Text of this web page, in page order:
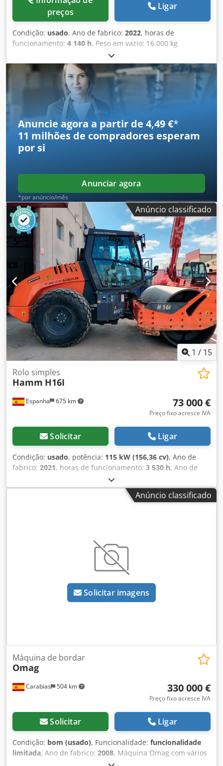
preços
Ligar
Condição: usado, Ano de fabrico: 2022, horas de
funcionamento: 4 140 h, Peso em vazio: 16.000 kg
Dimensões (C x L x A): 622 x 230 x 299 cm Chedpfx Aiozi Eb
Nsrja
Anuncie agora a partir de 4,49 €*
11 milhões de compradores esperam
por si
Anunciar agora
*por anúncio/mês
Anúncio classificado
1 / 15
Espanha 675 km
Rolo simples
Hamm H16I
73 000 €
Preço fixo acresce IVA
Solicitar Ligar
Condição: usado, potência: 115 kW (156,36 cv), Ano de
fabrico: 2021, horas de funcionamento: 3 530 h, Ano de
fabricação: 2021 Cedpfoxb Aymsx Airoha Peso em vazio:
16.000 kg Dimensões (C x L x A): 595 x 231 x 296 cm Tipo de
motor: Deutz DEUTZ TCD 4.1 L4 156CVAnúncio classificado
Solicitar imagens
Carabias 504 km
Máquina de bordar
Omag
330 000 €
Preço fixo acresce IVA
Solicitar Ligar
Condição: bom (usado), Funcionalidade: funcionalidade
limitada, Ano de fabrico: 2008, Máquina Omag com vários
programas para fabricação de pavimentos intertravados